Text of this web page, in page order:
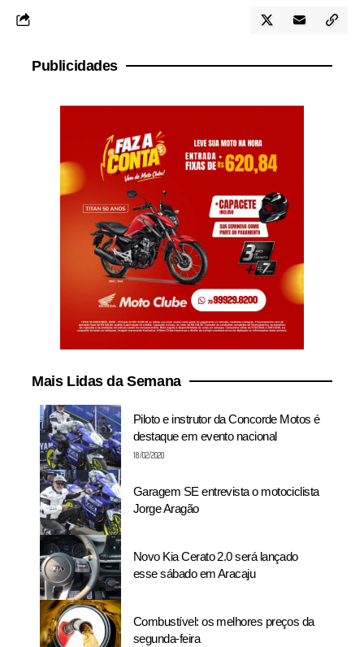
Publicidades
Mais Lidas da Semana
Piloto e instrutor da Concorde Motos é
destaque em evento nacional
18/02/2020
Garagem SE entrevista o motociclista
Jorge Aragão
Novo Kia Cerato 2.0 será lançado
esse sábado em Aracaju
Combustível: os melhores preços da
segunda-feira